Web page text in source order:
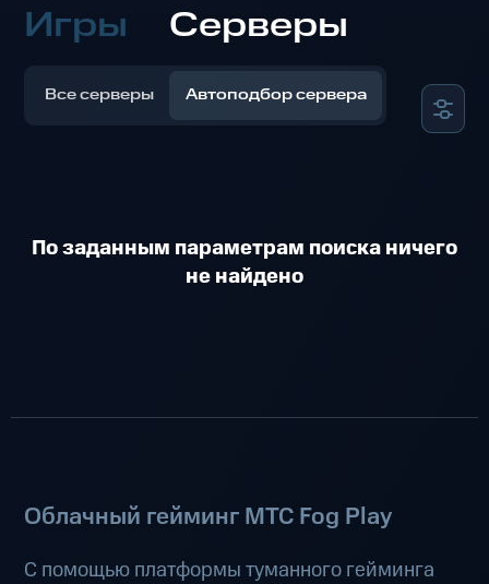
Игры Серверы
Все серверы Автоподбор сервера
По заданным параметрам поиска ничего
не найдено
Облачный гейминг МТС Fog Play
С помощью платформы туманного гейминга